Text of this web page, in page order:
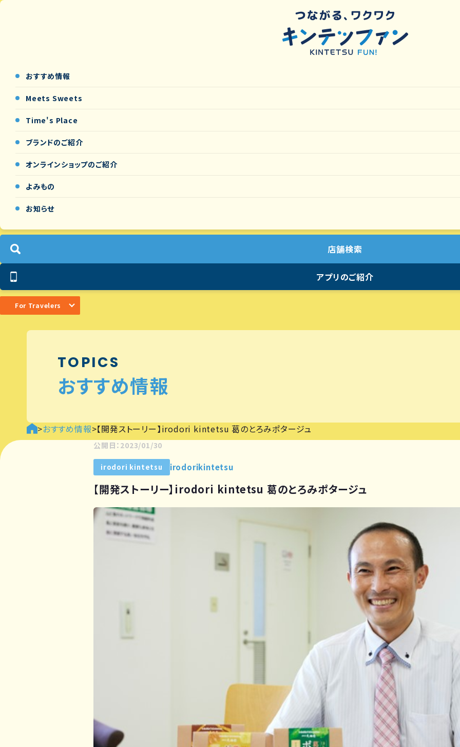
おすすめ情報
Meets Sweets
Time's Place
ブランドのご紹介
オンラインショップのご紹介
よみもの
お知らせ
店舗検索
アプリのご紹介
For Travelers
TOPICS
おすすめ情報
>おすすめ情報>【開発ストーリー】irodori kintetsu 葛のとろみポタージュ
公開日：2023/01/30
irodori kintetsu irodorikintetsu
【開発ストーリー】irodori kintetsu 葛のとろみポタージュ